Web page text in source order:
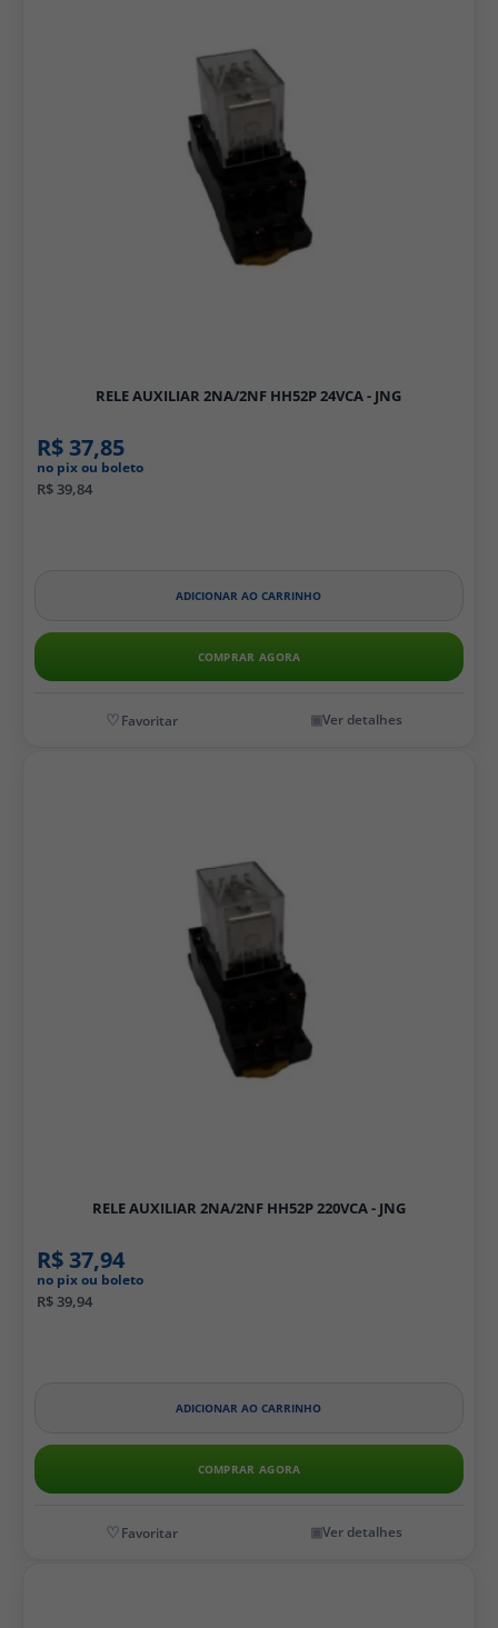
RELE AUXILIAR 2NA/2NF HH52P 24VCA - JNG
R$ 37,85
no pix ou boleto
R$ 39,84
ADICIONAR AO CARRINHO
COMPRAR AGORA
Ver detalhes
RELE AUXILIAR 2NA/2NF HH52P 220VCA - JNG
R$ 37,94
no pix ou boleto
R$ 39,94
ADICIONAR AO CARRINHO
COMPRAR AGORA
Ver detalhes